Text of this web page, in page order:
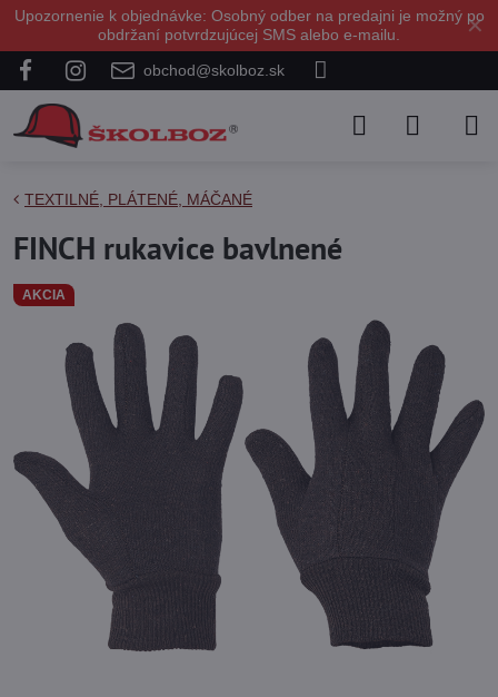
✕
Upozornenie k objednávke: Osobný odber na predajni je možný po
obdržaní potvrdzujúcej SMS alebo e-mailu.
obchod@skolboz.sk
AKCIA
TEXTILNÉ, PLÁTENÉ, MÁČANÉ
FINCH rukavice bavlnené